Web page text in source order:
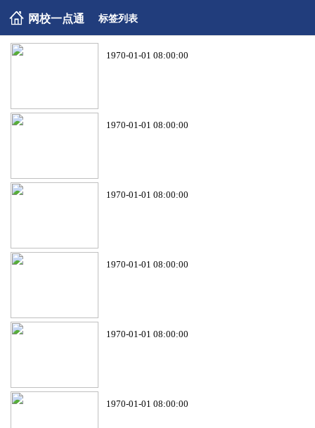
网校一点通 标签列表
1970-01-01 08:00:00
1970-01-01 08:00:00
1970-01-01 08:00:00
1970-01-01 08:00:00
1970-01-01 08:00:00
1970-01-01 08:00:00